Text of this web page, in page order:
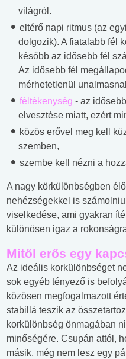
világról.
eltérő napi ritmus (az
dolgozik). A fiatalabb fél
később az idősebb fél
Az idősebb fél
mérhetetlenül
féltékenység - az
elvesztése miatt, ezért
közös erővel meg kell
szemben,
szembe kell nézni a
A nagy körkülönbségben
nehézségekkel is
viselkedése, ami gyakran
különösen igaz a
Mitől erős egy
Az ideális korkülönbséget
sok egyéb tényező is
közösen megfogalmazott
stabillá teszik az
korkülönbség önmagában
minőségére. Csupán attól,
másik, még nem lesz egy